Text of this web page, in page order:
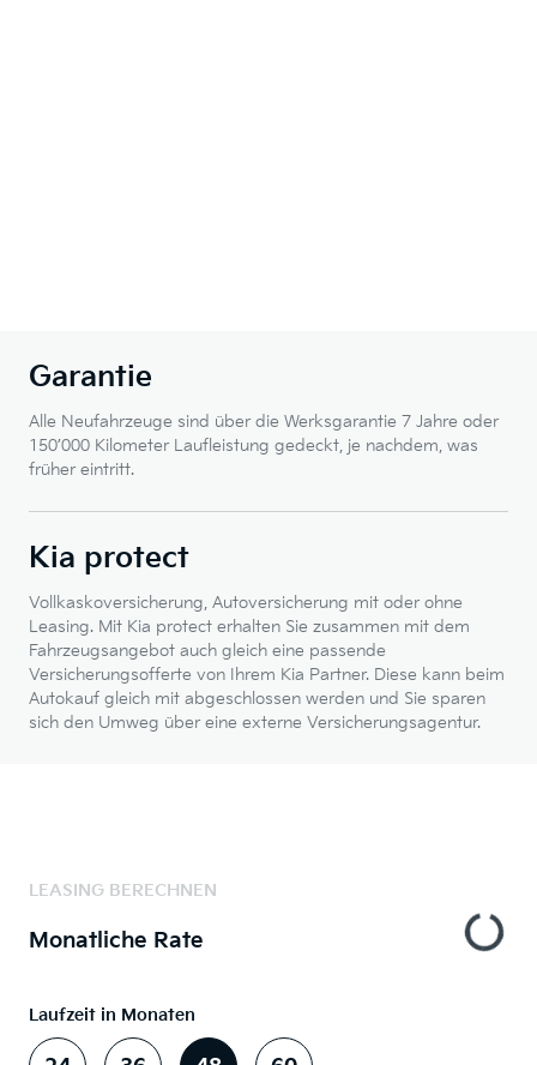
Garantie
Alle Neufahrzeuge sind über die Werksgarantie 7 Jahre oder
150’000 Kilometer Laufleistung gedeckt, je nachdem, was
früher eintritt.
Kia protect
Vollkaskoversicherung, Autoversicherung mit oder ohne
Leasing. Mit Kia protect erhalten Sie zusammen mit dem
Fahrzeugsangebot auch gleich eine passende
Versicherungsofferte von Ihrem Kia Partner. Diese kann beim
Autokauf gleich mit abgeschlossen werden und Sie sparen
sich den Umweg über eine externe Versicherungsagentur.
LEASING BERECHNEN
Monatliche Rate
Laufzeit in Monaten